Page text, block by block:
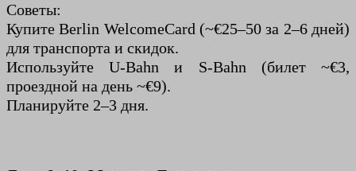
Советы:
Купите Berlin WelcomeCard (~€25–50 за 2–6 дней)
для транспорта и скидок.
Используйте U-Bahn и S-Bahn (билет ~€3,
проездной на день ~€9).
Планируйте 2–3 дня.